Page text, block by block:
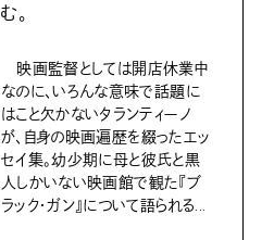
む。
映画監督としては開店休業中
なのに、いろんな意味で話題に
はこと欠かないタランティーノ
が、自身の映画遍歴を綴ったエッ
セイ集。幼少期に母と彼氏と黒
人しかいない映画館で観た『ブ
ラック・ガン』について語られる...